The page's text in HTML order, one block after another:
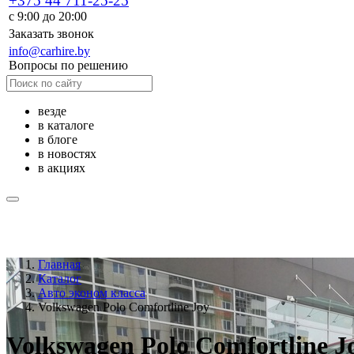
с 9:00 до 20:00
Заказать звонок
info@carhire.by
Вопросы по решению
везде
в каталоге
в блоге
в новостях
в акциях
Главная
Каталог
Авто эконом класса
Volkswagen Polo Comfortline Joy
Volkswagen Polo Comfortline